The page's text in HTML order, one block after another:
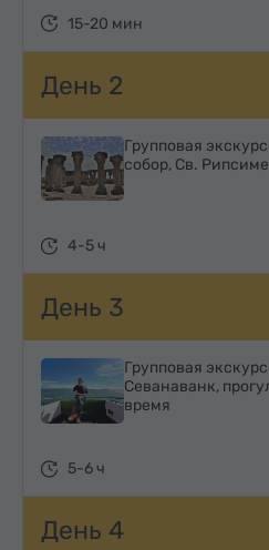
15-20 мин
День 2
Групповая
собор, Св.
4-5 ч
День 3
Групповая
Севанаванк,
время
5-6 ч
День 4